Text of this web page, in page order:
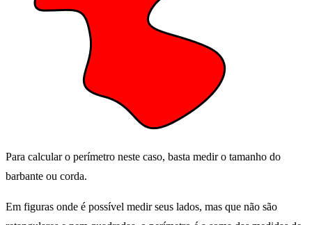
Para calcular o perímetro neste caso, basta medir o tamanho do
barbante ou corda.
Em figuras onde é possível medir seus lados, mas que não são